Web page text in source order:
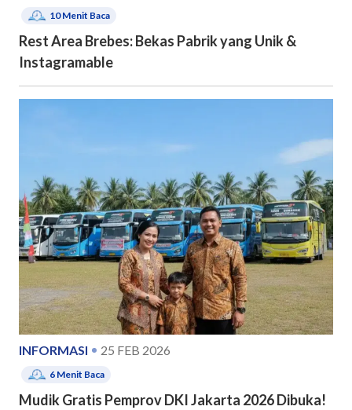
10Menit Baca
Rest Area Brebes: Bekas Pabrik yang Unik &
Instagramable
INFORMASI 25 FEB 2026
6 Menit Baca
Mudik Gratis Pemprov DKI Jakarta 2026 Dibuka!